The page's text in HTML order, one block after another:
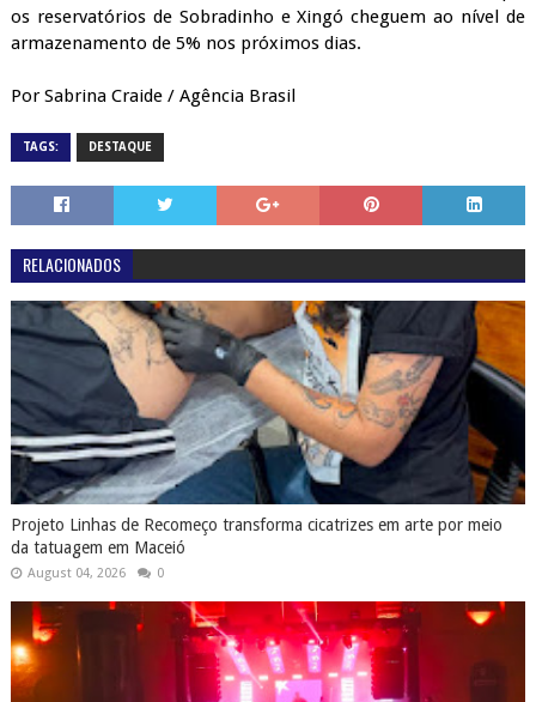
os reservatórios de Sobradinho e Xingó cheguem ao nível de
armazenamento de 5% nos próximos dias.
Por Sabrina Craide / Agência Brasil
TAGS: DESTAQUE
RELACIONADOS
Projeto Linhas de Recomeço transforma cicatrizes em arte por meio
da tatuagem em Maceió
August 04, 2026 0